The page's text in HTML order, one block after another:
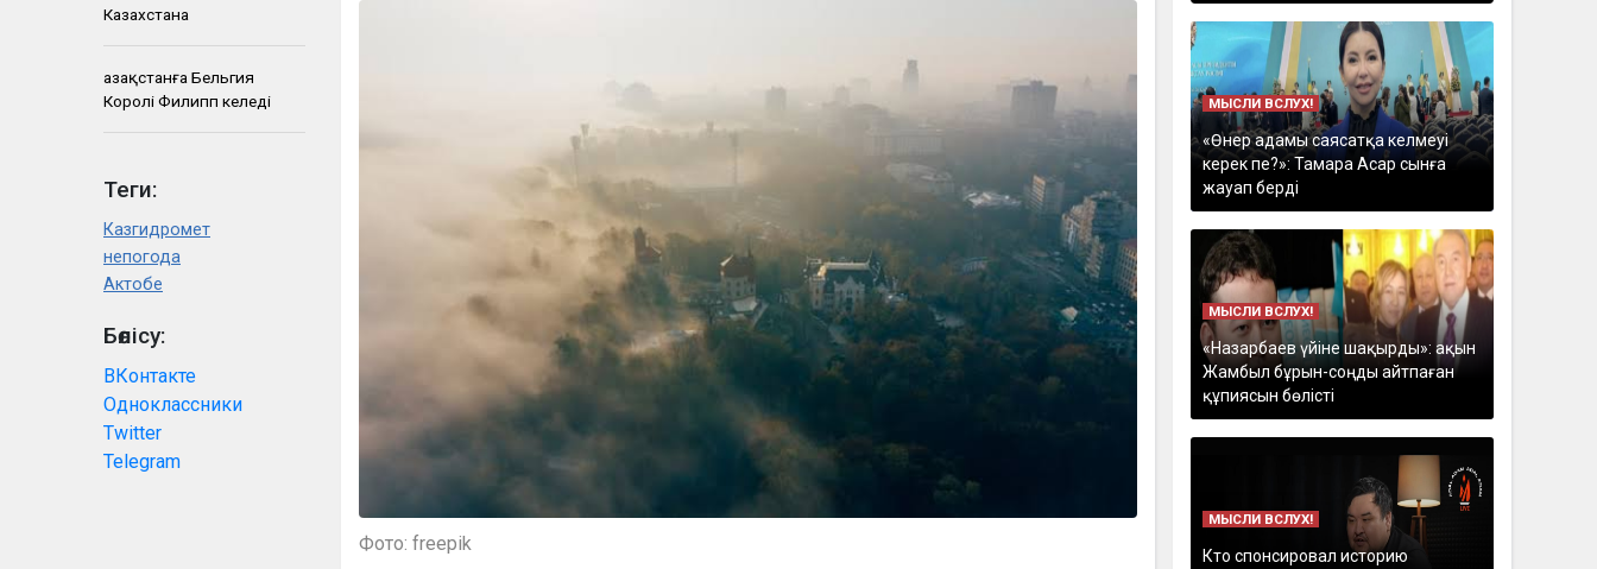
Казахстана
Қазақстанға Бельгия
Королі Филипп келеді
Теги:
Казгидромет
непогода
Актобе
Бөлісу:
ВКонтакте
Одноклассники
Twitter
Telegram
Фото: freepik
МЫСЛИ ВСЛУХ!
«Өнер адамы саясатқа келмеуі
керек пе?»: Тамара Асар сынға
жауап берді
МЫСЛИ ВСЛУХ!
«Назарбаев үйіне шақырды»: ақын
Жамбыл бұрын-соңды айтпаған
құпиясын бөлісті
МЫСЛИ ВСЛУХ!
Кто спонсировал историю